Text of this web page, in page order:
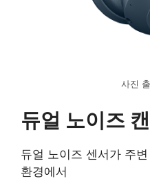
사진
듀얼 노이즈
듀얼 노이즈 센서가 주
환경에서